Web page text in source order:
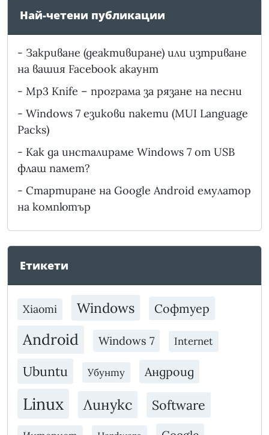
Най-четени публикации
- Закриване (деактивиране) или изтриване
на вашия Facebook акаунт
- Mp3 Knife – програма за рязане на песни
- Windows 7 езикови пакети (MUI Language
Packs)
- Как да инсталираме Windows 7 от USB
флаш памет?
- Стартиране на Google Android емулатор
на компютър
Етикети
Xiaomi Windows Софтуер
Android Windows 7 Internet
Ubuntu Убунту Андроид
Linux Линукс Software